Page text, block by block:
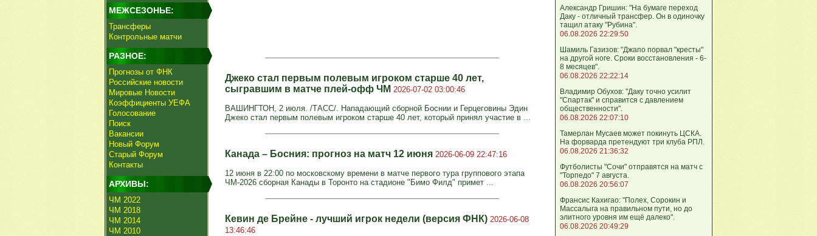
МЕЖСЕЗОНЬЕ:
Трансферы
Контрольные матчи
РАЗНОЕ:
Прогнозы от ФНК
Российские новости
Мировые Новости
Коэффициенты УЕФА
Голосование
Поиск
Вакансии
Новый Форум
Старый Форум
Контакты
АРХИВЫ:
ЧМ 2022
ЧМ 2018
ЧМ 2014
ЧМ 2010
Джеко стал первым полевым игроком старше 40 лет,
сыгравшим в матче плей-офф ЧМ 2026-07-02 03:00:46
ВАШИНГТОН, 2 июля. /ТАСС/. Нападающий сборной Боснии и Герцеговины Эдин
Джеко стал первым полевым игроком старше 40 лет, который принял участие в ...
Канада – Босния: прогноз на матч 12 июня 2026-06-09 22:47:16
12 июня в 22:00 по московскому времени в матче первого тура группового этапа
ЧМ-2026 сборная Канады в Торонто на стадионе "Бимо Филд" примет ...
Кевин де Брейне - лучший игрок недели (версия ФНК) 2026-06-08
13:46:46
Александр Гришин: "На бумаге переход
Даку - отличный трансфер. Он в одиночку
тащил атаку "Рубина".
06.08.2026 22:29:50
Шамиль Газизов: "Джапо порвал "кресты"
на другой ноге. Сроки восстановления - 6-
8 месяцев".
06.08.2026 22:22:14
Владимир Обухов: "Даку точно усилит
"Спартак" и справится с давлением
общественности".
06.08.2026 22:07:10
Тамерлан Мусаев может покинуть ЦСКА.
На форварда претендуют три клуба РПЛ.
06.08.2026 21:36:32
Футболисты "Сочи" отправятся на матч с
"Торпедо" 7 августа.
06.08.2026 20:56:07
Франсис Кахигао: "Полех, Сорокин и
Массалыга на правильном пути, но до
элитного уровня им ещё далеко".
06.08.2026 20:49:29